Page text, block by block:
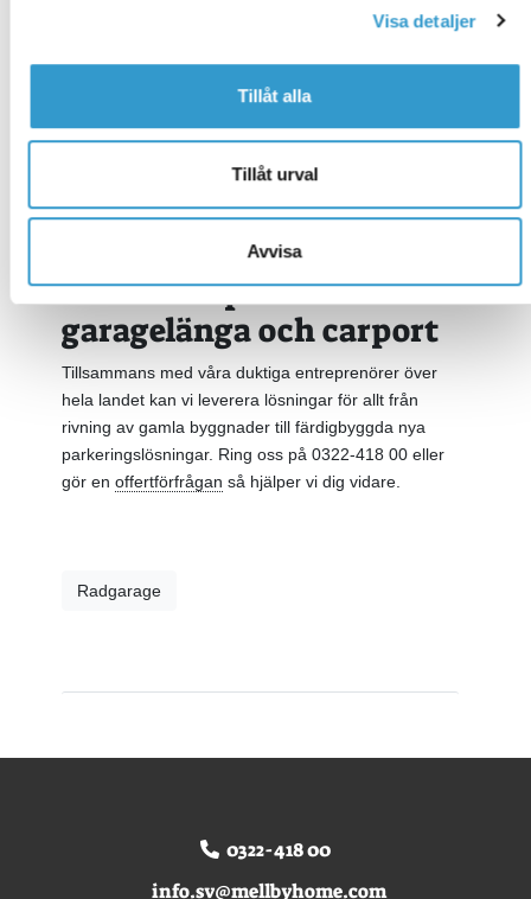
Visa detaljer
Tillåt alla
Tillåt urval
Avvisa
Vår erfarenhet visar att det resulterar i mer hållbara
och ändamålsenliga byggnader till ett pris som ofta är
hälften mot vad det blir när man använt arkitekt. Det
kostnadseffektiva lösningar för garageområden. Ring
oss så hjälper vi dig med ert garageprojekt från början
Totalentreprenad av
garagelänga och carport
Tillsammans med våra duktiga entreprenörer över
hela landet kan vi leverera lösningar för allt från
rivning av gamla byggnader till färdigbyggda nya
parkeringslösningar. Ring oss på 0322-418 00 eller
gör en offertförfrågan så hjälper vi dig vidare.
Radgarage
0322-418 00
info.sv@mellbyhome.com